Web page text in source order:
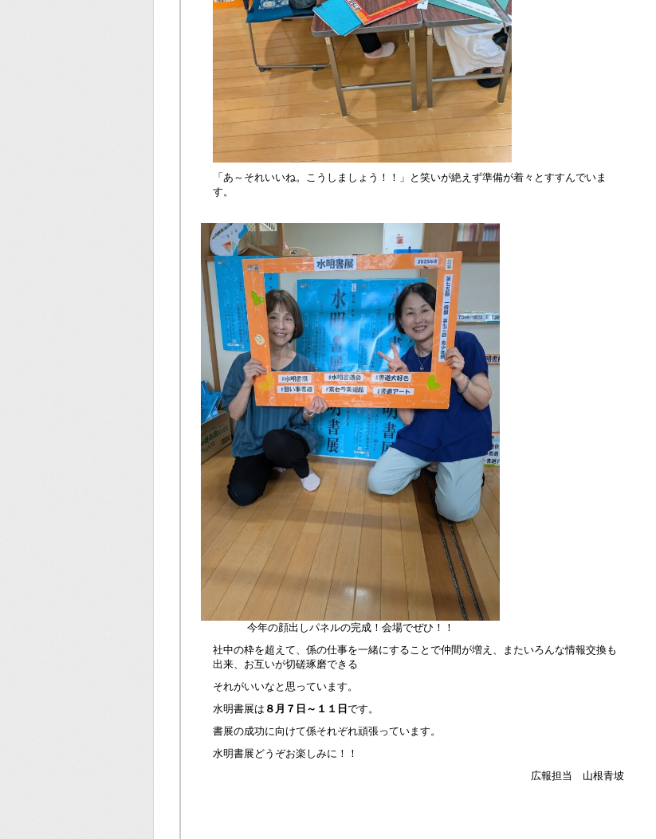
「あ～それいいね。こうしましょう！！」と笑いが絶えず準備が着々とすすんでいま
す。
今年の顔出しパネルの完成！会場でぜひ！！
社中の枠を超えて、係の仕事を一緒にすることで仲間が増え、またいろんな情報交換も
出来、お互いが切磋琢磨できる
それがいいなと思っています。
水明書展は ８月７日～１１日 です。
書展の成功に向けて係それぞれ頑張っています。
水明書展どうぞお楽しみに！！
広報担当 山根青坡